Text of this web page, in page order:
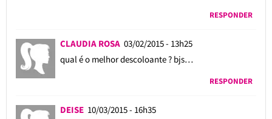
RESPONDER
CLAUDIA ROSA 03/02/2015 - 13h25
qual é o melhor descoloante ? bjs…
RESPONDER
DEISE 10/03/2015 - 16h35